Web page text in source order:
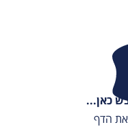
כאן...
הדף